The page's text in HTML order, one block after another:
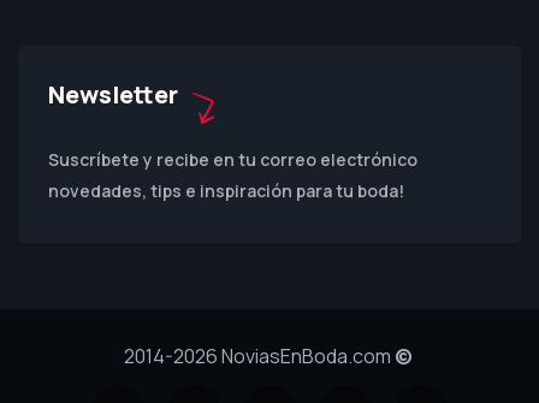
Newsletter
Suscríbete y recibe en tu correo electrónico
novedades, tips e inspiración para tu boda!
2014-2026 NoviasEnBoda.com ©